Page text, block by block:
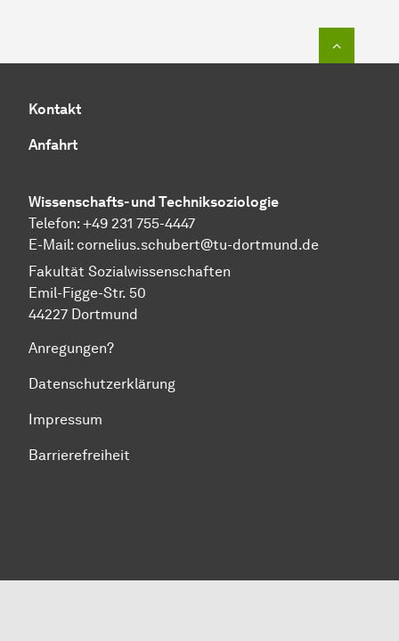
Kontakt
Anfahrt
Wissenschafts- und Techniksoziologie
Telefon: +49 231 755-4447
E-Mail: cornelius.schubert@tu-dortmund.de
Fa­kul­tät So­zi­al­wis­sen­schaft­en
Emil-Figge-Str. 50
44227 Dort­mund
Anregungen?
Datenschutzerklärung
Impressum
Barrierefreiheit